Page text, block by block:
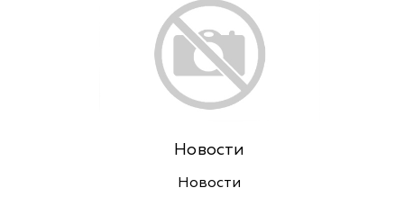
Новости
Новости